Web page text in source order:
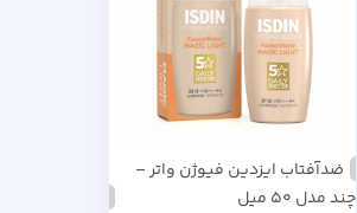
ضدآفتاب ایزدین فیوژن واتر –
چند مدل 50 میل